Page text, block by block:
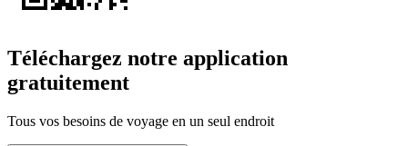
Téléchargez notre application
gratuitement
Tous vos besoins de voyage en un seul endroit